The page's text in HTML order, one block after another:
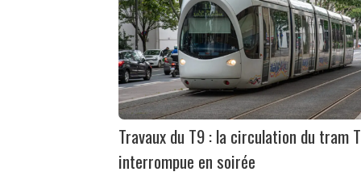
Travaux du T9 : la circulation du tram
interrompue en soirée